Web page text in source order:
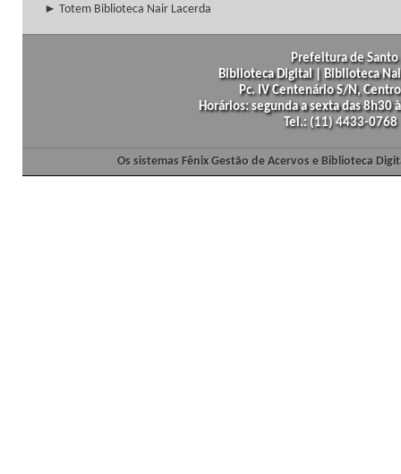
► Totem Biblioteca Nair Lacerda
Prefeitura de
Biblioteca Digital | Biblioteca
Pc. IV Centenário S/N,
Horários: segunda a sexta das
Tel.: (11) 4433-
Os sistemas Fênix Gestão de Acervos e Biblioteca